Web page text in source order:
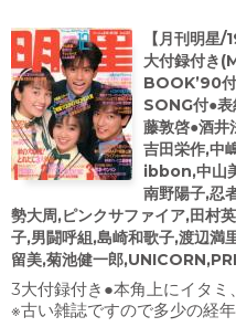
【月刊明星
大付録付き
BOOK’90
SONG付●
藤敦啓●酒井
吉田栄作,中
ibbon,中山
南野陽子,忍
勢大周,ピンクサファイア,田村
子,男闘呼組,島崎和歌子,渡辺満
留美,菊池健一郎
3大付録付き●本角上にイタミ
※古い雑誌ですので多少の経